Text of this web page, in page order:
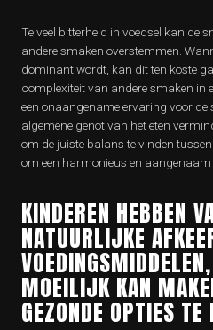
Te veel bitterheid in voedsel kan de
andere smaken overstemmen.
dominant wordt, kan dit ten koste
complexiteit van andere smaken in
een onaangename ervaring voor
algemene genot van het eten
om de juiste balans te vinden
om een harmonieus en
KINDEREN HEBBEN
NATUURLIJKE
MOEILIJK KAN
GEZONDE OPTIES